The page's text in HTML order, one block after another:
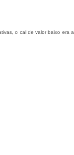
o cal de valor baixo era a